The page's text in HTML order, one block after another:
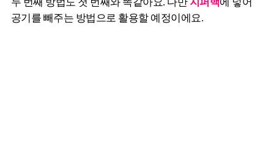
공기를 빼주는 방법으로 활용할 예정이에요.